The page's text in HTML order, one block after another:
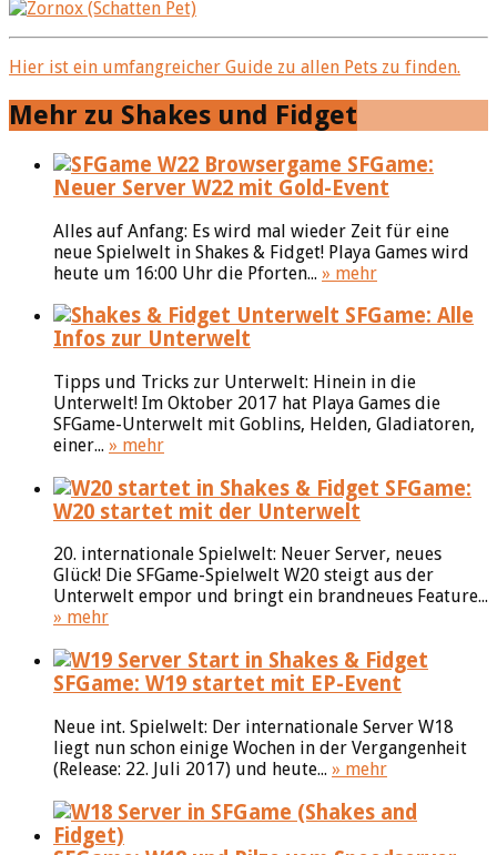
Hier ist ein umfangreicher Guide zu allen Pets zu finden.
Mehr zu Shakes und Fidget
SFGame:
Neuer Server W22 mit Gold-Event
Alles auf Anfang: Es wird mal wieder Zeit für eine
neue Spielwelt in Shakes & Fidget! Playa Games wird
heute um 16:00 Uhr die Pforten... » mehr
SFGame: Alle
Infos zur Unterwelt
Tipps und Tricks zur Unterwelt: Hinein in die
Unterwelt! Im Oktober 2017 hat Playa Games die
SFGame-Unterwelt mit Goblins, Helden, Gladiatoren,
einer... » mehr
SFGame:
W20 startet mit der Unterwelt
20. internationale Spielwelt: Neuer Server, neues
Glück! Die SFGame-Spielwelt W20 steigt aus der
Unterwelt empor und bringt ein brandneues Feature...
» mehr
SFGame: W19 startet mit EP-Event
Neue int. Spielwelt: Der internationale Server W18
liegt nun schon einige Wochen in der Vergangenheit
(Release: 22. Juli 2017) und heute... » mehr